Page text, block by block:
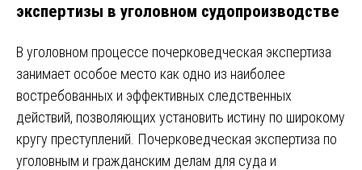
экспертизы в уголовном судопроизводстве
В уголовном процессе почерковедческая экспертиза
занимает особое место как одно из наиболее
востребованных и эффективных следственных
действий, позволяющих установить истину по широкому
кругу преступлений. Почерковедческая экспертиза по
уголовным и гражданским делам для суда и